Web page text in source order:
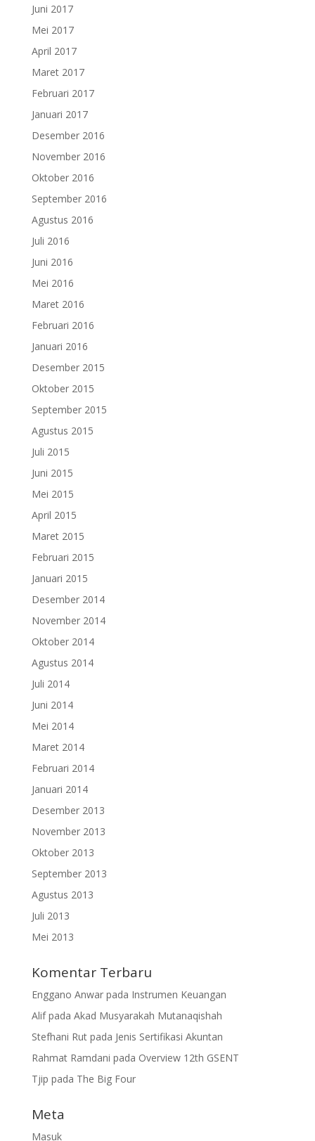
Juni 2017
Mei 2017
April 2017
Maret 2017
Februari 2017
Januari 2017
Desember 2016
November 2016
Oktober 2016
September 2016
Agustus 2016
Juli 2016
Juni 2016
Mei 2016
Maret 2016
Februari 2016
Januari 2016
Desember 2015
Oktober 2015
September 2015
Agustus 2015
Juli 2015
Juni 2015
Mei 2015
April 2015
Maret 2015
Februari 2015
Januari 2015
Desember 2014
November 2014
Oktober 2014
Agustus 2014
Juli 2014
Juni 2014
Mei 2014
Maret 2014
Februari 2014
Januari 2014
Desember 2013
November 2013
Oktober 2013
September 2013
Agustus 2013
Juli 2013
Mei 2013
Komentar Terbaru
Enggano Anwarpada Instrumen Keuangan
Alifpada Akad Musyarakah Mutanaqishah
Stefhani Rutpada Jenis Sertifikasi Akuntan
Rahmat Ramdani pada Overview 12th GSENT
Tjip pada The Big Four
Meta
Masuk